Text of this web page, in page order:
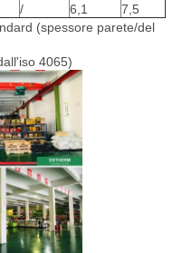
/ 6,1
7,5
(spessore parete/del
4065)